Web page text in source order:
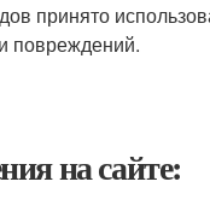
принято
повреждений.
на сайте: